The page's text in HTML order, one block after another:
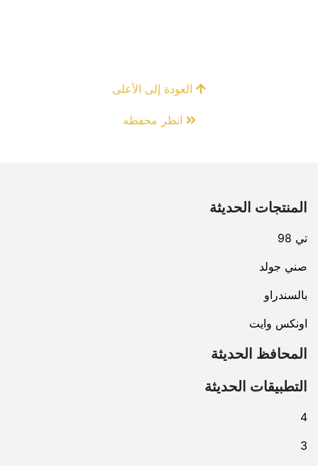
المنتجات الحديثة
تي 98
صني جولد
بالسندراو
اونكس وايت
المحافظ الحديثة
التطبيقات الحديثة
4
3